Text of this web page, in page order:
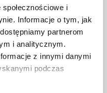
i
Informacje o tym, jak
partnerom
i analitycznym.
z innymi danymi
podczas